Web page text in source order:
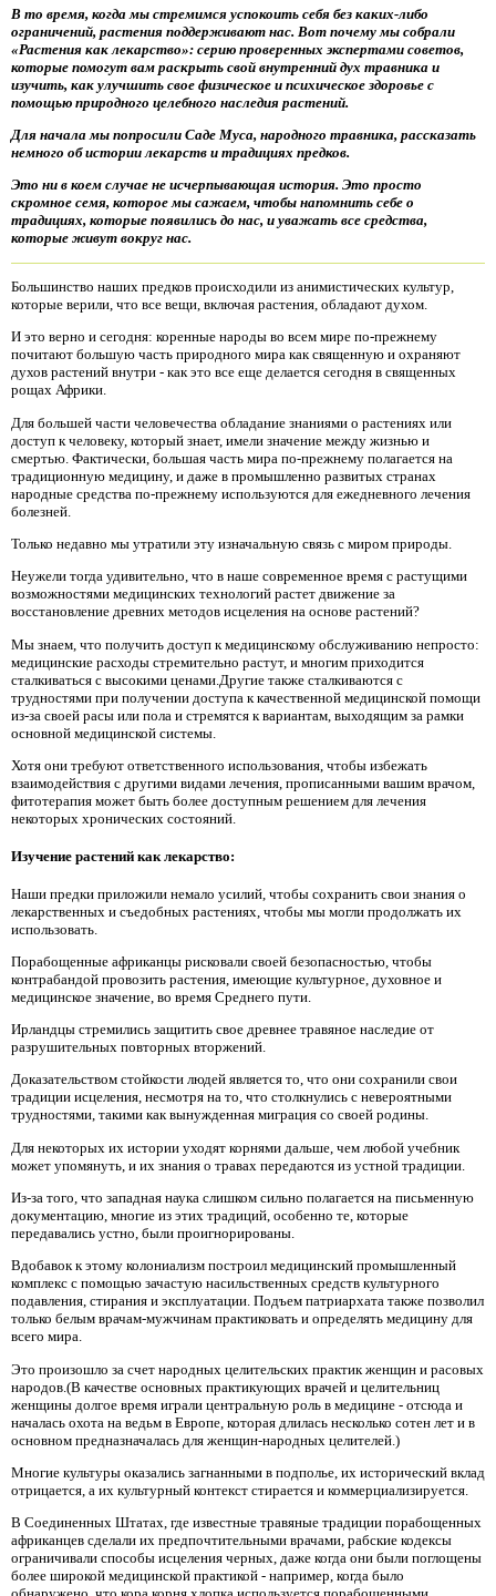
В то время, когда мы стремимся успокоить себя без каких-либо
ограничений, растения поддерживают нас. Вот почему мы собрали
«Растения как лекарство»: серию проверенных экспертами советов,
которые помогут вам раскрыть свой внутренний дух травника и
изучить, как улучшить свое физическое и психическое здоровье с
помощью природного целебного наследия растений.
Для начала мы попросили Саде Муса, народного травника, рассказать
немного об истории лекарств и традициях предков.
Это ни в коем случае не исчерпывающая история. Это просто
скромное семя, которое мы сажаем, чтобы напомнить себе о
традициях, которые появились до нас, и уважать все средства,
которые живут вокруг нас.
Большинство наших предков происходили из анимистических культур,
которые верили, что все вещи, включая растения, обладают духом.
И это верно и сегодня: коренные народы во всем мире по-прежнему
почитают большую часть природного мира как священную и охраняют
духов растений внутри - как это все еще делается сегодня в священных
рощах Африки.
Для большей части человечества обладание знаниями о растениях или
доступ к человеку, который знает, имели значение между жизнью и
смертью. Фактически, большая часть мира по-прежнему полагается на
традиционную медицину, и даже в промышленно развитых странах
народные средства по-прежнему используются для ежедневного лечения
болезней.
Только недавно мы утратили эту изначальную связь с миром природы.
Неужели тогда удивительно, что в наше современное время с растущими
возможностями медицинских технологий растет движение за
восстановление древних методов исцеления на основе растений?
Мы знаем, что получить доступ к медицинскому обслуживанию непросто:
медицинские расходы стремительно растут, и многим приходится
сталкиваться с высокими ценами.Другие также сталкиваются с
трудностями при получении доступа к качественной медицинской помощи
из-за своей расы или пола и стремятся к вариантам, выходящим за рамки
основной медицинской системы.
Хотя они требуют ответственного использования, чтобы избежать
взаимодействия с другими видами лечения, прописанными вашим врачом,
фитотерапия может быть более доступным решением для лечения
некоторых хронических состояний.
Изучение растений как лекарство:
Наши предки приложили немало усилий, чтобы сохранить свои знания о
лекарственных и съедобных растениях, чтобы мы могли продолжать их
использовать.
Порабощенные африканцы рисковали своей безопасностью, чтобы
контрабандой провозить растения, имеющие культурное, духовное и
медицинское значение, во время Среднего пути.
Ирландцы стремились защитить свое древнее травяное наследие от
разрушительных повторных вторжений.
Доказательством стойкости людей является то, что они сохранили свои
традиции исцеления, несмотря на то, что столкнулись с невероятными
трудностями, такими как вынужденная миграция со своей родины.
Для некоторых их истории уходят корнями дальше, чем любой учебник
может упомянуть, и их знания о травах передаются из устной традиции.
Из-за того, что западная наука слишком сильно полагается на письменную
документацию, многие из этих традиций, особенно те, которые
передавались устно, были проигнорированы.
Вдобавок к этому колониализм построил медицинский промышленный
комплекс с помощью зачастую насильственных средств культурного
подавления, стирания и эксплуатации. Подъем патриархата также позволил
только белым врачам-мужчинам практиковать и определять медицину для
всего мира.
Это произошло за счет народных целительских практик женщин и расовых
народов.(В качестве основных практикующих врачей и целительниц
женщины долгое время играли центральную роль в медицине - отсюда и
началась охота на ведьм в Европе, которая длилась несколько сотен лет и в
основном предназначалась для женщин-народных целителей.)
Многие культуры оказались загнанными в подполье, их исторический вклад
отрицается, а их культурный контекст стирается и коммерциализируется.
В Соединенных Штатах, где известные травяные традиции порабощенных
африканцев сделали их предпочтительными врачами, рабские кодексы
ограничивали способы исцеления черных, даже когда они были поглощены
более широкой медицинской практикой - например, когда было